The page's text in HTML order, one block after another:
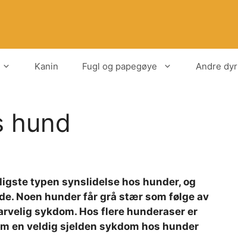
Kanin Fugl og papegøye Andre dyr
hund
typen synslidelse hos hunder, og
Noen hunder får grå stær som følge av
sykdom. Hos flere hunderaser er
en veldig sjelden sykdom hos hunder